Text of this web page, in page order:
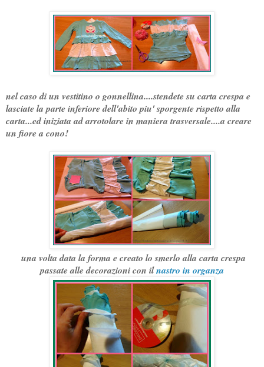
nel caso di un vestitino o gonnellina....stendete su carta crespa e
lasciate la parte inferiore dell'abito piu' sporgente rispetto alla
carta...ed iniziata ad arrotolare in maniera trasversale....a creare
un fiore a cono!
una volta data la forma e creato lo smerlo alla carta crespa
passate alle decorazioni con ilnastro in organza